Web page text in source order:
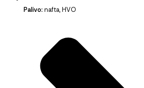
Palivo: nafta, HVO